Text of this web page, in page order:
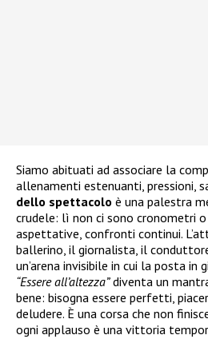
Siamo abituati ad associare la
allenamenti estenuanti, pressioni,
dello spettacolo è una palestra
crudele: lì non ci sono cronometri
aspettative, confronti continui.
ballerino, il giornalista, il
un’arena invisibile in cui la posta in
“Essere all’altezza”diventa un
bene: bisogna essere perfetti,
deludere. È una corsa che non
ogni applauso è una vittoria